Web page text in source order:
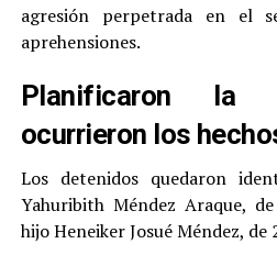
agresión perpetrada en el
aprehensiones.
Planificaron la
ocurrieron los
Los detenidos quedaron
Yahuribith Méndez Araque,
hijo Heneiker Josué Méndez, de